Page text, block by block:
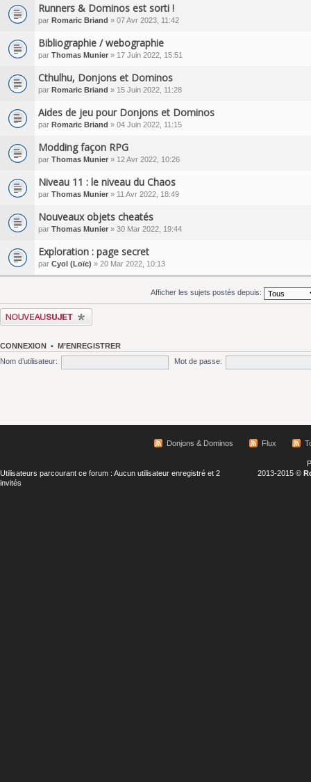
Runners & Dominos est sorti !
par Romaric Briand » 07 Avr 2023, 11:42
Bibliographie / webographie
par Thomas Munier » 17 Juin 2022, 15:51
Cthulhu, Donjons et Dominos
par Romaric Briand » 15 Juin 2022, 11:28
Aides de jeu pour Donjons et Dominos
par Romaric Briand » 04 Juin 2022, 11:15
Modding façon RPG
par Thomas Munier » 12 Avr 2022, 10:26
Niveau 11 : le niveau du Chaos
par Thomas Munier » 11 Avr 2022, 18:49
Nouveaux objets cheatés
par Thomas Munier » 30 Mar 2022, 19:44
Exploration : page secret
par Cyol (Loïc) » 20 Mar 2022, 10:13
Afficher les sujets postés depuis:
Écrire un nouveau sujet
CONNEXION • M’ENREGISTRER
Nom d’utilisateur:
Mot de passe:
Donjons & Dominos Flux
Utilisateurs parcourant ce forum : Aucun utilisateur enregistré et 2
invités
2013-2015 ©